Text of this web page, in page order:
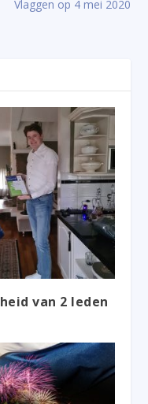
Vlaggen op 4 mei 2020
van 2 leden